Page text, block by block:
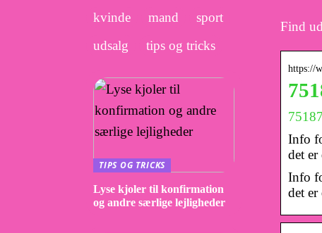
Find
https://
Info
det
Info
det
kvinde
mand
sport
udsalg
tips og tricks
TIPS OG TRICKS
Lyse kjoler til konfirmation
og andre særlige lejligheder